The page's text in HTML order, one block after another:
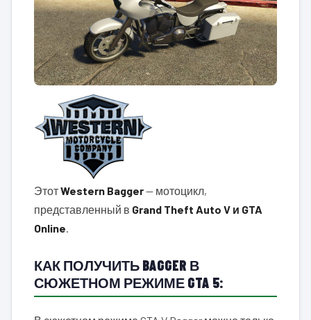
ЭтотWestern Bagger— мотоцикл,
представленный в Grand Theft Auto V и GTA
Online.
КАК ПОЛУЧИТЬ BAGGER В
СЮЖЕТНОМ РЕЖИМЕ GTA 5: